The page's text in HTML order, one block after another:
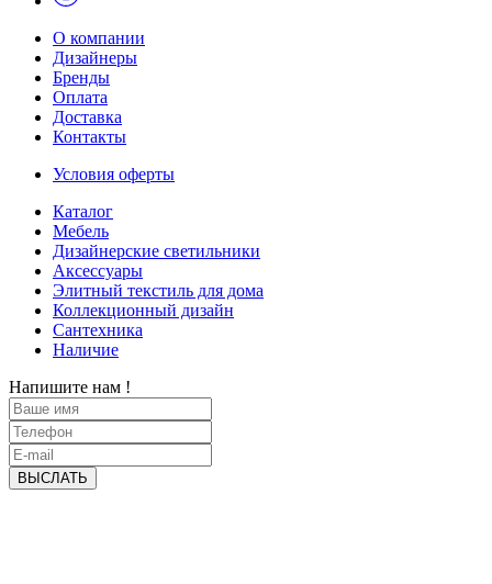
О компании
Дизайнеры
Бренды
Оплата
Доставка
Контакты
Условия оферты
Каталог
Мебель
Дизайнерские светильники
Аксессуары
Элитный текстиль для дома
Коллекционный дизайн
Сантехника
Наличие
Напишите нам !
ВЫСЛАТЬ